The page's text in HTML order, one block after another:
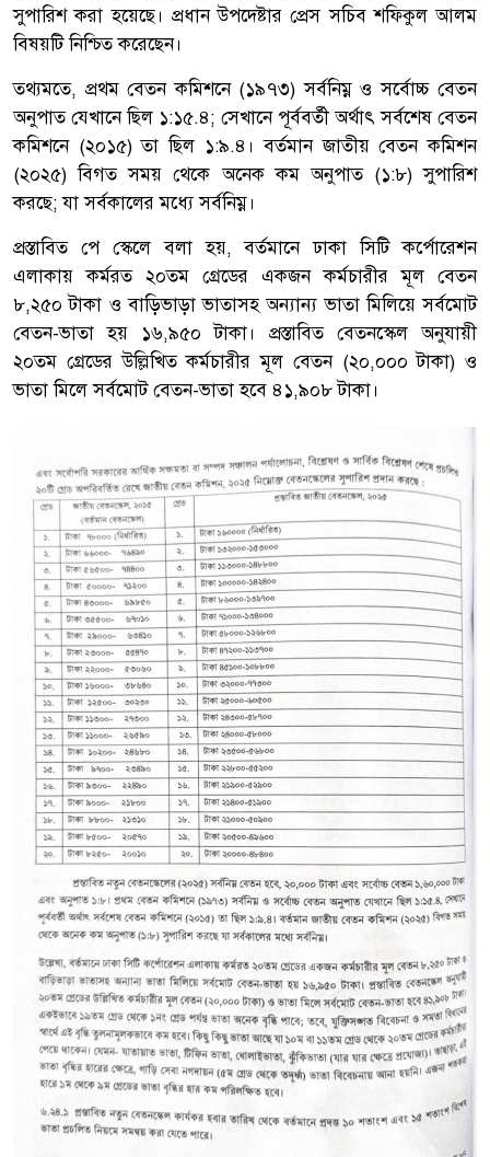
সুপারিশ করা হয়েছে। প্রধান উপদেষ্টার প্রেস সচিব শফিকুল আলম
বিষয়টি নিশ্চিত করেছেন।
তথ্যমতে, প্রথম বেতন কমিশনে (১৯৭৩) সর্বনিম্ন ও সর্বোচ্চ বেতন
অনুপাত যেখানে ছিল ১:১৫.৪; সেখানে পূর্ববর্তী অর্থাৎ সর্বশেষ বেতন
কমিশনে (২০১৫) তা ছিল ১:৯.৪। বর্তমান জাতীয় বেতন কমিশন
(২০২৫) বিগত সময় থেকে অনেক কম অনুপাত (১:৮) সুপারিশ
করছে; যা সর্বকালের মধ্যে সর্বনিম্ন।
প্রস্তাবিত পে স্কেলে বলা হয়, বর্তমানে ঢাকা সিটি কর্পোরেশন
এলাকায় কর্মরত ২০তম গ্রেডের একজন কর্মচারীর মূল বেতন
৮,২৫০ টাকা ও বাড়িভাড়া ভাতাসহ অন্যান্য ভাতা মিলিয়ে সর্বমোট
বেতন-ভাতা হয় ১৬,৯৫০ টাকা। প্রস্তাবিত বেতনস্কেল অনুযায়ী
২০তম গ্রেডের উল্লিখিত কর্মচারীর মূল বেতন (২০,০০০ টাকা) ও
ভাতা মিলে সর্বমোট বেতন-ভাতা হবে ৪১,৯০৮ টাকা।